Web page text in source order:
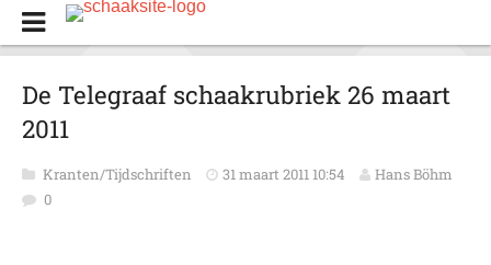
De Telegraaf schaakrubriek 26 maart
2011
Kranten/Tijdschriften 31 maart 2011 10:54
Hans Böhm
0